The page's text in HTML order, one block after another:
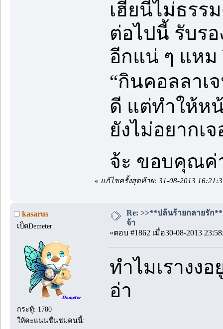
เฮียนี่ไม่ธรร
ต่อไปนี้ รับร
อีกแน่ ๆ แหม
“กินคอลลาเ
ดี แต่ทำให้ห
ยังไม่อยากเ
จ้ะ ขอบคุณ
« แก้ไขครั้งสุดท้าย: 31-08-2013
kasarus
เป็ดDemeter
กระทู้: 1780
ให้คะแนนชื่นชมคนนี้:
Re: >>**ปล้นร้ายกลายรัก
จ้า
«ตอบ #1862 เมื่อ30-08-2013
ทำไมเรางง
อ่า